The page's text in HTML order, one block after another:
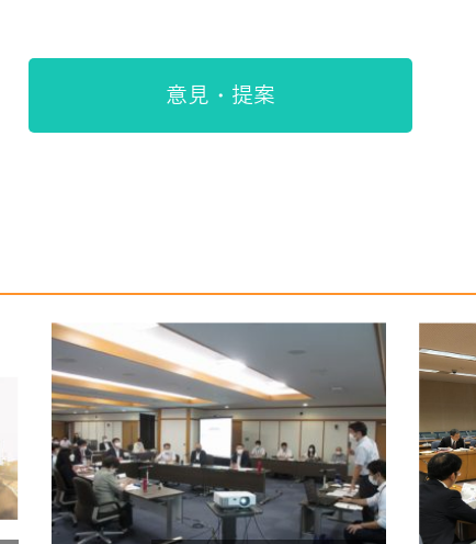
意見・提案